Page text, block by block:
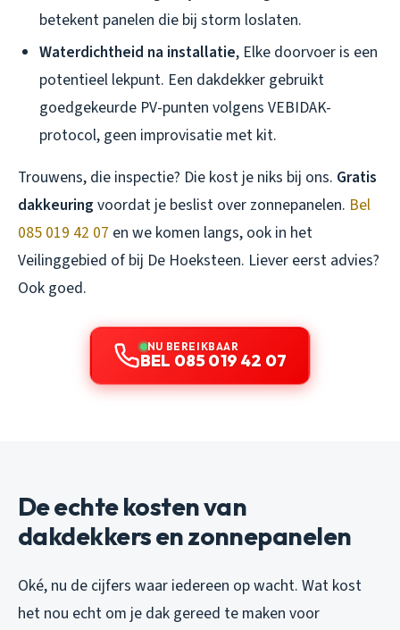
betekent panelen die bij storm loslaten.
Waterdichtheid na installatie, Elke doorvoer is een
potentieel lekpunt. Een dakdekker gebruikt
goedgekeurde PV-punten volgens VEBIDAK-
protocol, geen improvisatie met kit.
Trouwens, die inspectie? Die kost je niks bij ons. Gratis
dakkeuring voordat je beslist over zonnepanelen. Bel
085 019 42 07 en we komen langs, ook in het
Veilinggebied of bij De Hoeksteen. Liever eerst advies?
Ook goed.
NU BEREIKBAAR
BEL 085 019 42 07
De echte kosten van
dakdekkers en zonnepanelen
Oké, nu de cijfers waar iedereen op wacht. Wat kost
het nou echt om je dak gereed te maken voor